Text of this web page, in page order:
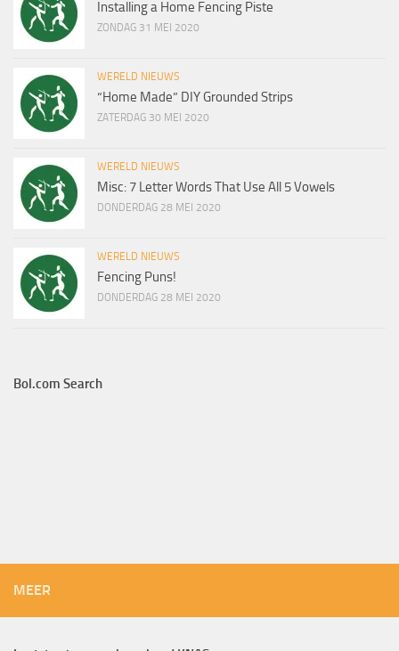
Installing a Home Fencing Piste
ZONDAG 31 MEI 2020
WERELD NIEUWS
“Home Made” DIY Grounded Strips
ZATERDAG 30 MEI 2020
WERELD NIEUWS
Misc: 7 Letter Words That Use All 5 Vowels
DONDERDAG 28 MEI 2020
WERELD NIEUWS
Fencing Puns!
DONDERDAG 28 MEI 2020
Bol.com Search
MEER